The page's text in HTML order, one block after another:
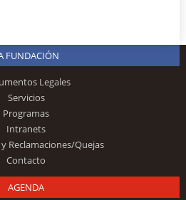
FUNDACIÓN
Legales
Servicios
Programas
Intranets
Reclamaciones/Quejas
Contacto
AGENDA